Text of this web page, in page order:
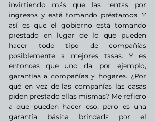
invirtiendo más que las rentas por
ingresos y está tomando préstamos. Y
así es que el gobierno está tomando
prestado en lugar de lo que pueden
hacer todo tipo de compañías
posiblemente a mejores tasas. Y es
entonces que uno da, por ejemplo,
garantías a compañías y hogares. ¿Por
qué en vez de las compañías las casas
piden prestado ellas mismas? Me refiero
a que pueden hacer eso, pero es una
garantía básica brindada por el